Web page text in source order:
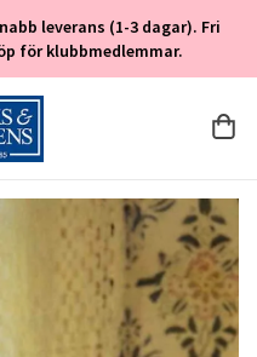
leverans (1-3 dagar). Fri
för klubbmedlemmar.